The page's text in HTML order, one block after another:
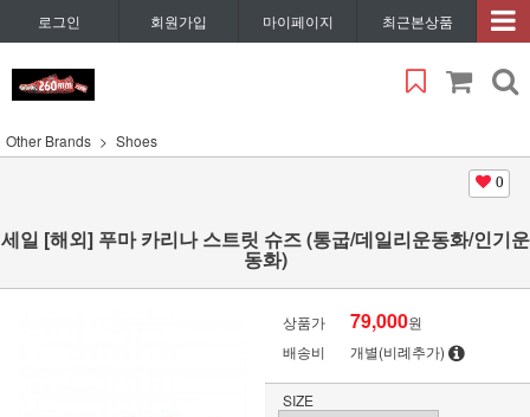
로그인 회원가입 마이페이지 최근본상품
Other Brands Shoes
0
세일 [해외] 푸마 카리나 스트릿 슈즈 (통굽/데일리운동화/인기운
동화)
상품가 79,000원
배송비
개별(비례추가)
SIZE